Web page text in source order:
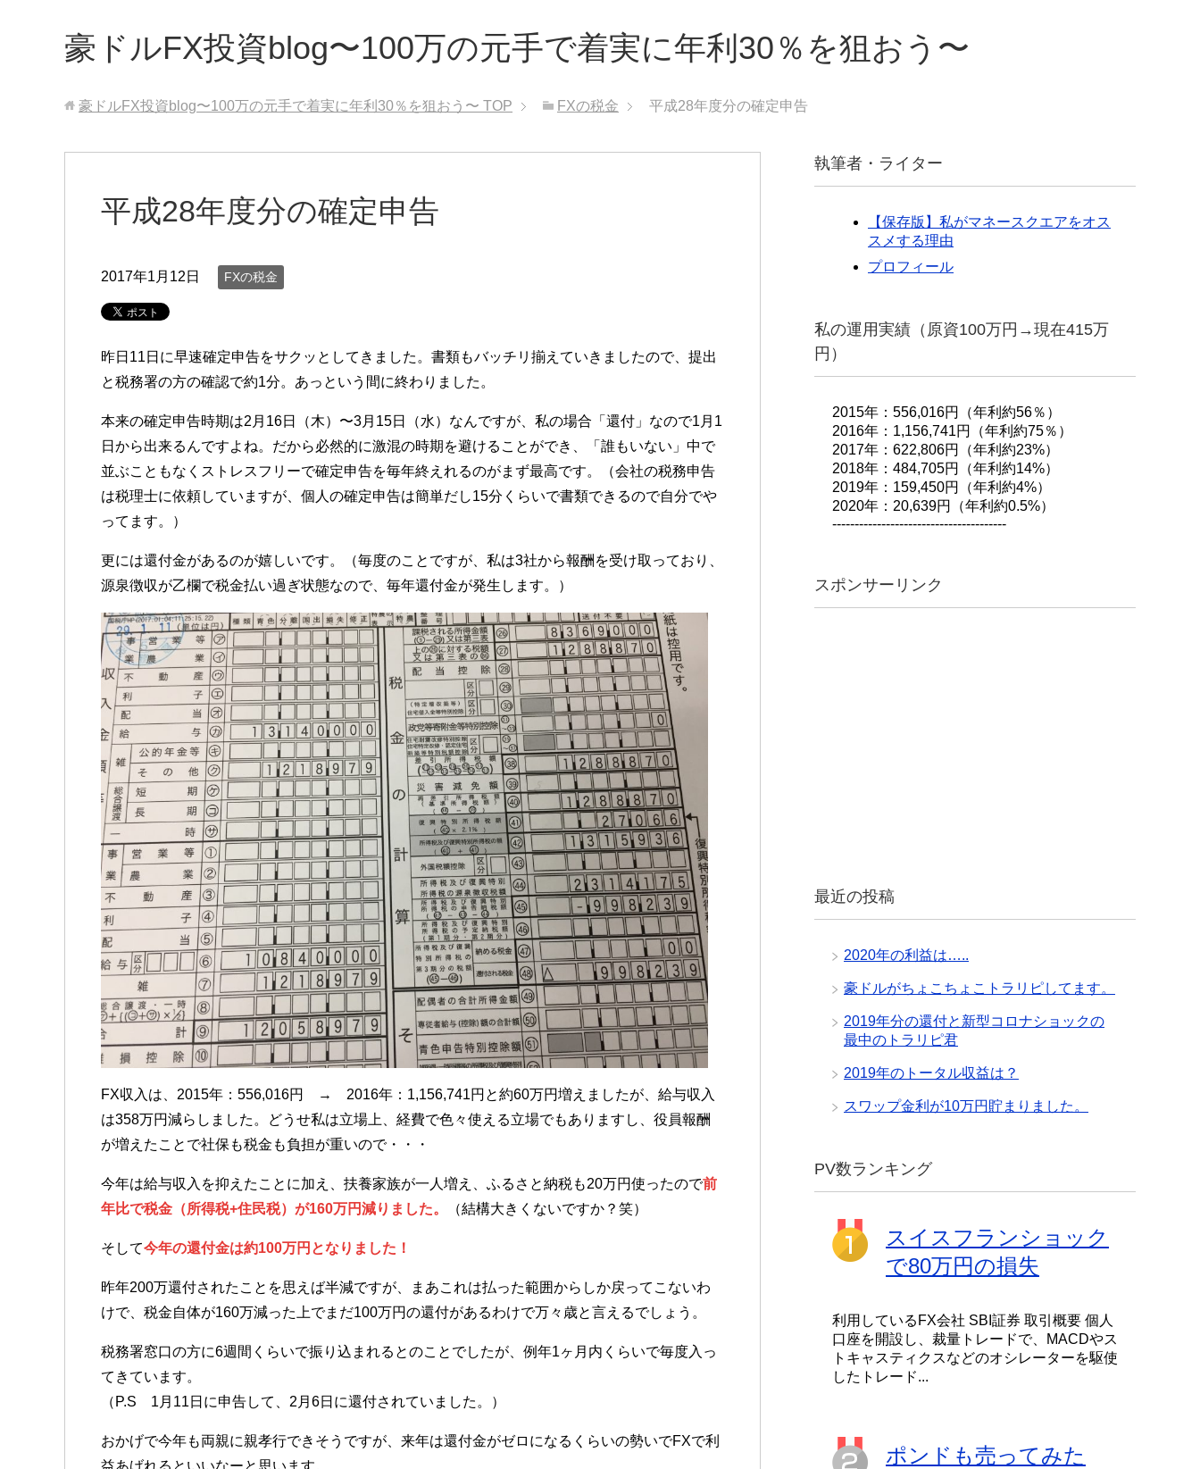
豪ドルFX投資blog〜100万の元手で着実に年利30％を狙おう〜
豪ドルFX投資blog〜100万の元手で着実に年利30％を狙おう〜 TOP FXの税金 平成28年度分の確定申告
平成28年度分の確定申告
2017年1月12日 FXの税金
昨日11日に早速確定申告をサクッとしてきました。書類もバッチリ揃えていきましたので、提出
と税務署の方の確認で約1分。あっという間に終わりました。
本来の確定申告時期は2月16日（木）〜3月15日（水）なんですが、私の場合「還付」なので1月1
日から出来るんですよね。だから必然的に激混の時期を避けることができ、「誰もいない」中で
並ぶこともなくストレスフリーで確定申告を毎年終えれるのがまず最高です。（会社の税務申告
は税理士に依頼していますが、個人の確定申告は簡単だし15分くらいで書類できるので自分でや
ってます。）
更には還付金があるのが嬉しいです。（毎度のことですが、私は3社から報酬を受け取っており、
源泉徴収が乙欄で税金払い過ぎ状態なので、毎年還付金が発生します。）
FX収入は、2015年：556,016円 → 2016年：1,156,741円と約60万円増えましたが、給与収入
は358万円減らしました。どうせ私は立場上、経費で色々使える立場でもありますし、役員報酬
が増えたことで社保も税金も負担が重いので・・・
今年は給与収入を抑えたことに加え、扶養家族が一人増え、ふるさと納税も20万円使ったので前
年比で税金（所得税+住民税）が160万円減りました。
（結構大きくないですか？笑）
そして今年の還付金は約100万円となりました！
昨年200万還付されたことを思えば半減ですが、まあこれは払った範囲からしか戻ってこないわ
けで、税金自体が160万減った上でまだ100万円の還付があるわけで万々歳と言えるでしょう。
税務署窓口の方に6週間くらいで振り込まれるとのことでしたが、例年1ヶ月内くらいで毎度入っ
てきています。
（P.S 1月11日に申告して、2月6日に還付されていました。）
おかげで今年も両親に親孝行できそうですが、来年は還付金がゼロになるくらいの勢いでFXで利
執筆者・ライター
【保存版】私がマネースクエアをオス
スメする理由
プロフィール
私の運用実績（原資100万円→現在415万
円）
2015年：556,016円（年利約56％）
2016年：1,156,741円（年利約75％）
2017年：622,806円（年利約23%）
2018年：484,705円（年利約14%）
2019年：159,450円（年利約4%）
2020年：20,639円（年利約0.5%）
---------------------------------------
スポンサーリンク
最近の投稿
2020年の利益は…..
豪ドルがちょこちょこトラリピしてます。
2019年分の還付と新型コロナショックの
最中のトラリピ君
2019年のトータル収益は？
スワップ金利が10万円貯まりました。
PV数ランキング
スイスフランショック
で80万円の損失
利用しているFX会社 SBI証券 取引概要 個人
口座を開設し、裁量トレードで、MACDやス
トキャスティクスなどのオシレーターを駆使
したトレード...
ポンドも売ってみた